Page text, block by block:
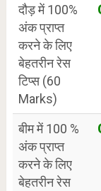
दौड़ में 100%
अंक प्राप्त
करने के लिए
बेहतरीन रेस
टिप्स (60
Marks)
बीम में 100 %
अंक प्राप्त
करने के लिए
बेहतरीन रेस